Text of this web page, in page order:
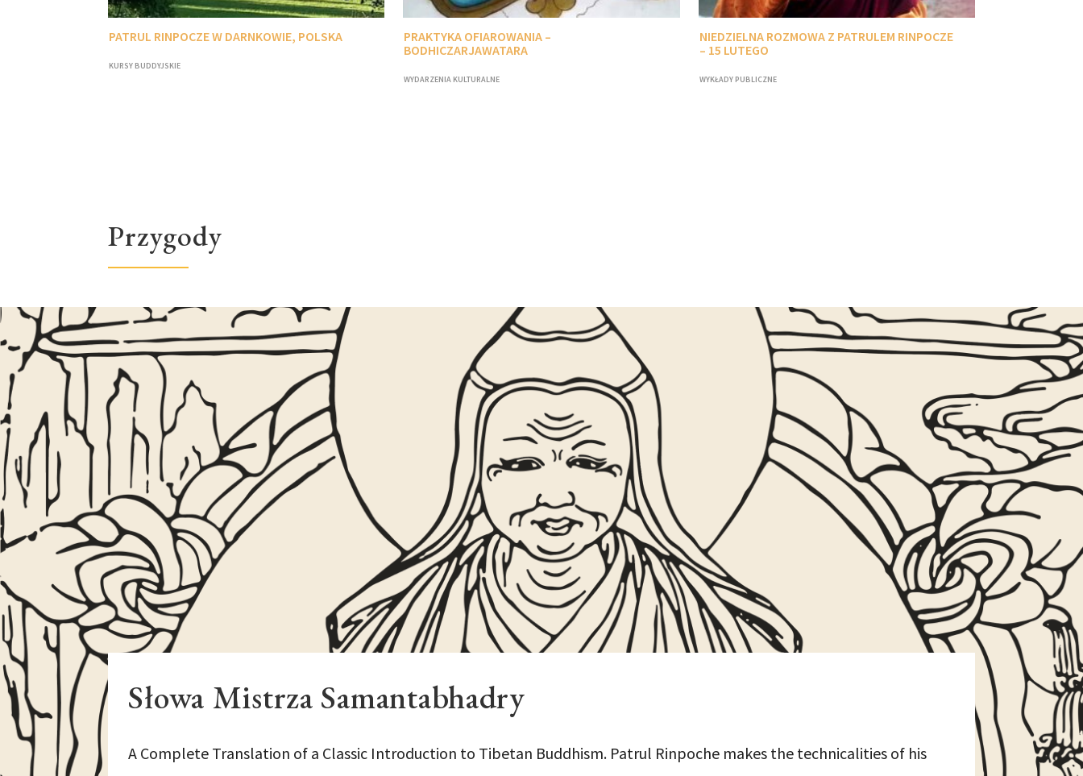
PATRUL RINPOCZE W DARNKOWIE, POLSKA
KURSY BUDDYJSKIE
PRAKTYKA OFIAROWANIA –
BODHICZARJAWATARA
WYDARZENIA KULTURALNE
NIEDZIELNA ROZMOWA Z PATRULEM RINPOCZE
– 15 LUTEGO
WYKŁADY PUBLICZNE
Przygody
Słowa Mistrza Samantabhadry
A Complete Translation of a Classic Introduction to Tibetan Buddhism. Patrul Rinpoche makes the technicalities of his